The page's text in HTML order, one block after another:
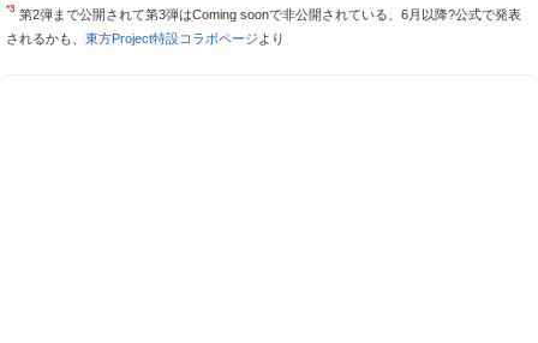
*3 第2弾まで公開されて第3弾はComing soonで非公開されている、6月以降?公式で発表
されるかも、 東方Project特設コラボページ より